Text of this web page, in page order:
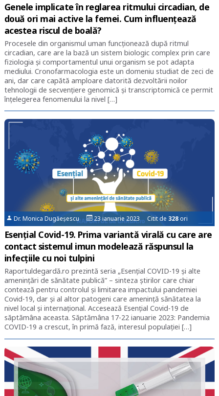
Genele implicate în reglarea ritmului circadian, de
două ori mai active la femei. Cum influențează
acestea riscul de boală?
Procesele din organismul uman funcționează după ritmul
circadian, care are la bază un sistem biologic complex prin care
fiziologia și comportamentul unui organism se pot adapta
mediului. Cronofarmacologia este un domeniu studiat de zeci de
ani, dar care capătă amploare datorită dezvoltării noilor
tehnologii de secvențiere genomică și transcriptomică ce permit
înțelegerea fenomenului la nivel […]
Dr. Monica Dugăeșescu 23 ianuarie 2023 Citit de 328ori
Esențial Covid-19. Prima variantă virală cu care are
contact sistemul imun modelează răspunsul la
infecţiile cu noi tulpini
Raportuldegardă.ro prezintă seria „Esențial COVID-19 și alte
amenințări de sănătate publică” – sinteza știrilor care chiar
contează pentru controlul și limitarea impactului pandemiei
Covid-19, dar și al altor patogeni care amenință sănătatea la
nivel local și internațional. Accesează Esențial Covid-19 de
săptămâna aceasta. Săptămâna 17-22 ianuarie 2023: Pandemia
COVID-19 a crescut, în primă fază, interesul populaţiei […]